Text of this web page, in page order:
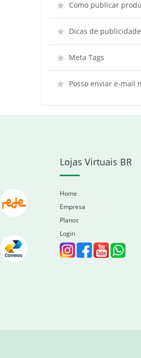
Como publicar
Dicas de publicidade
Meta Tags
Posso enviar e-mail
Lojas Virtuais BR
Home
Empresa
Planos
Login